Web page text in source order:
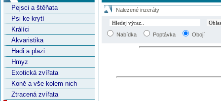
Pejsci a štěňata
Psi ke krytí
Králíci
Akvaristika
Hadi a plazi
Hmyz
Exotická zvířata
Koně a vše kolem nich
Ztracená zvířata
Nalezené inzeráty
Nabídka Poptávka Obojí